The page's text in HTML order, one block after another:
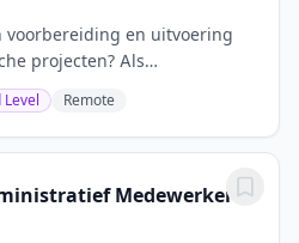
en uitvoering
projecten? Als
ervoor dat alles tot in de
jouw collega's in de...
Level Remote
Medewerker